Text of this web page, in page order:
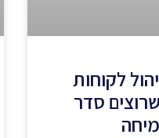
לקוחות
סדר